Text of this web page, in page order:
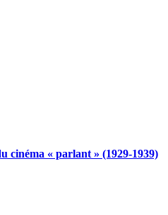
cinéma « parlant » (1929-1939)